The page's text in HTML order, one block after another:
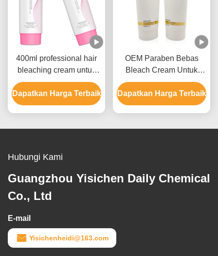
400ml professional hair
bleaching cream untuk
pria dan wanita hingga 9
level
Dapatkan Harga Terbaik
OEM Paraben Bebas
Bleach Cream Untuk
Warna Rambut Dengan
Ammonium Hydroxide
Dapatkan Harga Terbaik
Hubungi Kami
Guangzhou Yisichen Daily Chemical
Co., Ltd
E-mail
Yisichenheidi@163.com